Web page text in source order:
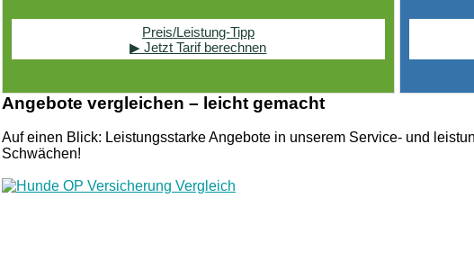
Preis/Leistung-Tipp
▶ Jetzt Tarif berechnen
Angebote vergleichen – leicht gemacht
Auf einen Blick: Leistungsstarke Angebote in unserem Service- und
Schwächen!